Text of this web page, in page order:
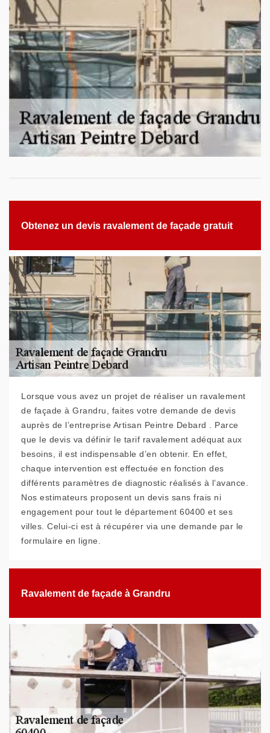
Obtenez un devis ravalement de façade gratuit
Lorsque vous avez un projet de réaliser un ravalement
de façade à Grandru, faites votre demande de devis
auprès de l’entreprise Artisan Peintre Debard . Parce
que le devis va définir le tarif ravalement adéquat aux
besoins, il est indispensable d’en obtenir. En effet,
chaque intervention est effectuée en fonction des
différents paramètres de diagnostic réalisés à l’avance.
Nos estimateurs proposent un devis sans frais ni
engagement pour tout le département 60400 et ses
villes. Celui-ci est à récupérer via une demande par le
formulaire en ligne.
Ravalement de façade à Grandru